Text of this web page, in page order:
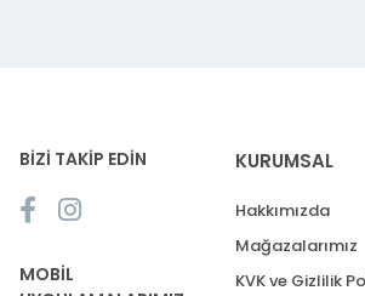
BİZİ TAKİP EDİN
MOBİL
KURUMSAL
Hakkımızda
Mağazalarımız
KVK ve Gizlilik